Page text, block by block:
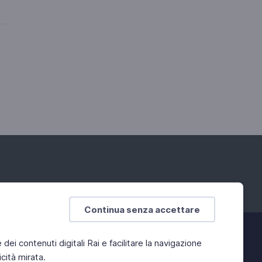
Continua senza accettare
contenuti digitali Rai e facilitare la navigazione
mirata.